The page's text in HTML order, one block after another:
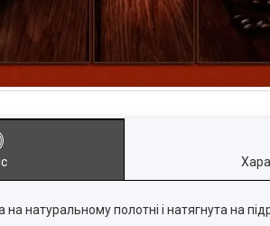
на натуральному полотні і натягнута на